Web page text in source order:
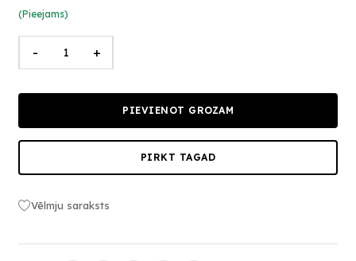
(Pieejams)
- +
PIEVIENOT GROZAM
PIRKT TAGAD
Vēlmju saraksts